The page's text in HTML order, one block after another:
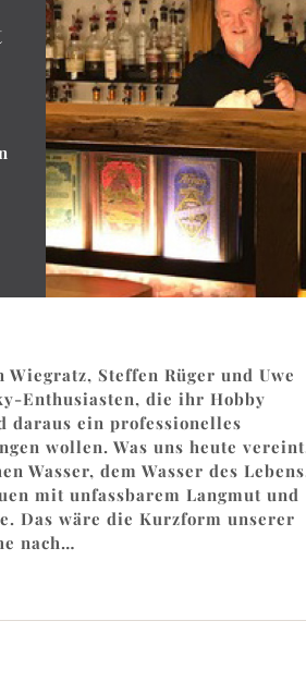
Steffen Rüger und Uwe
Enthusiasten, die ihr Hobby
daraus ein professionelles
wollen. Was uns heute
Wasser, dem Wasser des
mit unfassbarem Langmut und
Das wäre die Kurzform unserer
nach…